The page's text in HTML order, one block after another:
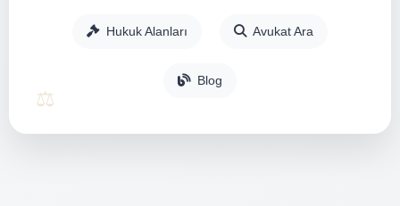
Hukuk Alanları Avukat Ara
Blog